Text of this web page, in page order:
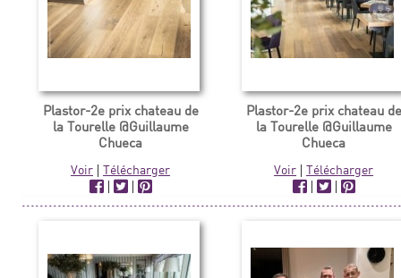
Plastor-2e prix chateau de
la Tourelle @Guillaume
Chueca
Voir |Télécharger
|
|
Plastor-2e prix chateau de
la Tourelle @Guillaume
Chueca
Voir |Télécharger
|
|